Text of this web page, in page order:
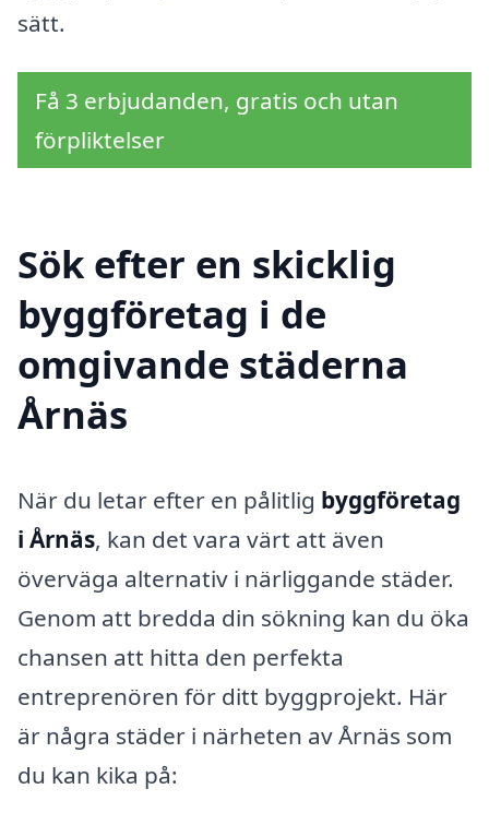
sätt.
Få 3 erbjudanden, gratis och utan
förpliktelser
Sök efter en skicklig
byggföretag i de
omgivande städerna
Årnäs
När du letar efter en pålitlig byggföretag
i Årnäs, kan det vara värt att även
överväga alternativ i närliggande städer.
Genom att bredda din sökning kan du öka
chansen att hitta den perfekta
entreprenören för ditt byggprojekt. Här
är några städer i närheten av Årnäs som
du kan kika på: